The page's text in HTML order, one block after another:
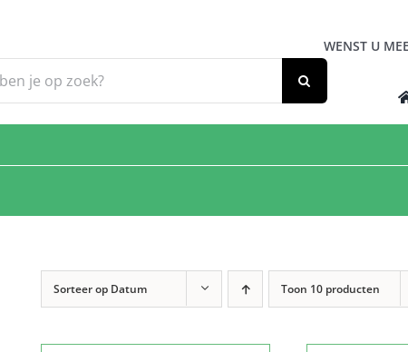
WENST U
Sorteer op Datum Toon 10 producten